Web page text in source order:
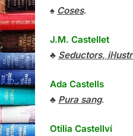
♠ Coses.
J.M. Castellet
♣ Seductors,
Ada Castells
♣ Pura sang.
Otília Castellví